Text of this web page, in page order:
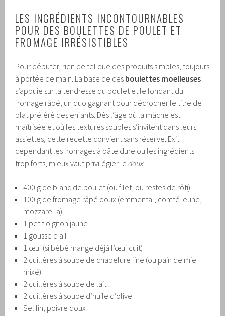
LES INGRÉDIENTS INCONTOURNABLES
POUR DES BOULETTES DE POULET ET
FROMAGE IRRÉSISTIBLES
Pour débuter, rien de tel que des produits simples, toujours
à portée de main. La base de ces boulettes moelleuses
s’appuie sur la tendresse du poulet et le fondant du
fromage râpé, un duo gagnant pour décrocher le titre de
plat préféré des enfants. Dès l’âge où la mâche est
maîtrisée et où les textures souples s’invitent dans leurs
assiettes, cette recette convient sans réserve. Exit
cependant les fromages à pâte dure ou les ingrédients
trop forts, mieux vaut privilégier ledoux.
400 g de blanc de poulet (ou filet, ou restes de rôti)
100 g de fromage râpé doux (emmental, comté jeune,
mozzarella)
1 petit oignon jaune
1 gousse d’ail
1 œuf (si bébé mange déjà l’œuf cuit)
2 cuillères à soupe de chapelure fine (ou pain de mie
mixé)
2 cuillères à soupe de lait
2 cuillères à soupe d’huile d’olive
Sel fin, poivre doux